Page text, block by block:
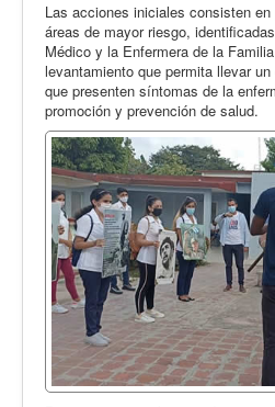
Las acciones iniciales consisten
áreas de mayor riesgo,
Médico y la Enfermera de la
levantamiento que permita llevar
que presenten síntomas de la
promoción y prevención de salud.